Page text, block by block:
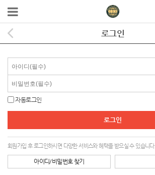
로그인
자동로그인
회원가입 후 로그인하시면 다양한 서비스와 혜택을 받으실 수 있습니다.
아이디/비밀번호 찾기